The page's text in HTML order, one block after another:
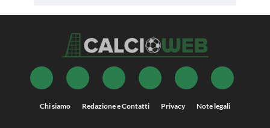
Chi siamo Redazione e Contatti Privacy Note legali